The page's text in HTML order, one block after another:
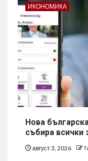
ИКОНОМИКА
Нова
събира всички
август 3, 2026